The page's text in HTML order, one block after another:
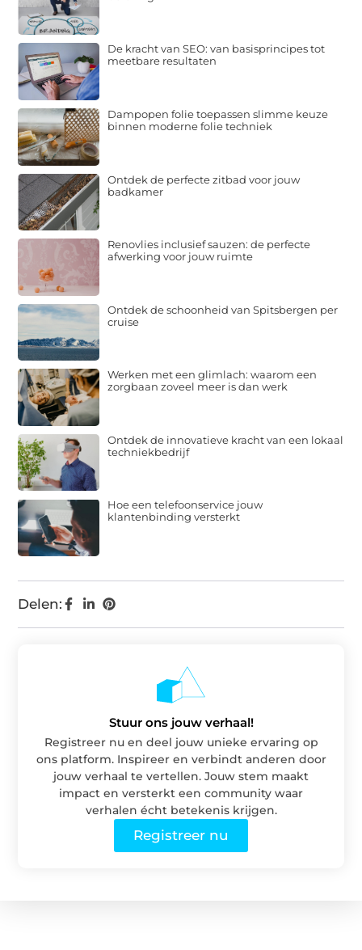
Delen:
De kracht van SEO: van basisprincipes tot
meetbare resultaten
Dampopen folie toepassen slimme keuze
binnen moderne folie techniek
Ontdek de perfecte zitbad voor jouw
badkamer
Renovlies inclusief sauzen: de perfecte
afwerking voor jouw ruimte
Ontdek de schoonheid van Spitsbergen per
cruise
Werken met een glimlach: waarom een
zorgbaan zoveel meer is dan werk
Ontdek de innovatieve kracht van een lokaal
techniekbedrijf
Hoe een telefoonservice jouw
klantenbinding versterkt
Stuur ons jouw verhaal!
Registreer nu en deel jouw unieke ervaring op
ons platform. Inspireer en verbindt anderen door
jouw verhaal te vertellen. Jouw stem maakt
impact en versterkt een community waar
verhalen écht betekenis krijgen.
Registreer nu